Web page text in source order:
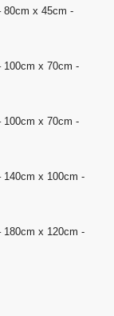
80cm x 45cm -
100cm x 70cm -
100cm x 70cm -
140cm x 100cm -
180cm x 120cm -